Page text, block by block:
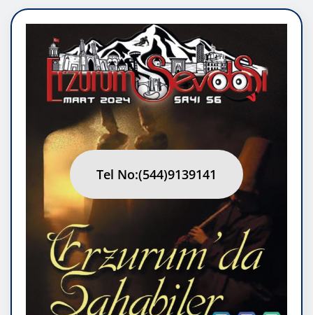
Tel No:(544)9139141